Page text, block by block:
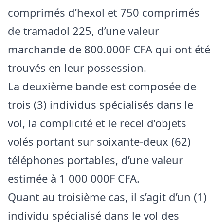
comprimés d’hexol et 750 comprimés
de tramadol 225, d’une valeur
marchande de 800.000F CFA qui ont été
trouvés en leur possession.
La deuxième bande est composée de
trois (3) individus spécialisés dans le
vol, la complicité et le recel d’objets
volés portant sur soixante-deux (62)
téléphones portables, d’une valeur
estimée à 1 000 000F CFA.
Quant au troisième cas, il s’agit d’un (1)
individu spécialisé dans le vol des